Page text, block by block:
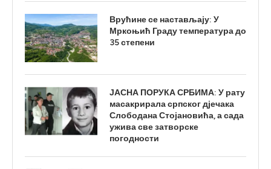
Врућине се настављају: У
Мркоњић Граду температура до
35 степени
ЈАСНА ПОРУКА СРБИМА: У рату
масакрирала српског дјечака
Слободана Стојановића, а сада
ужива све затворске
погодности